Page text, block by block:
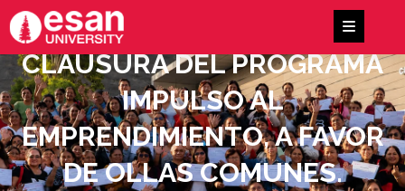
CLAUSURA DEL PROGRAMA
IMPULSO AL
EMPRENDIMIENTO, A FAVOR
DE OLLAS COMUNES.